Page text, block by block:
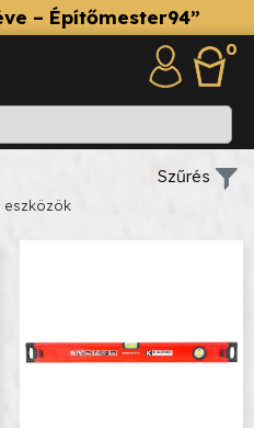
– Építőmester94”
0
eszközök
Szűrés